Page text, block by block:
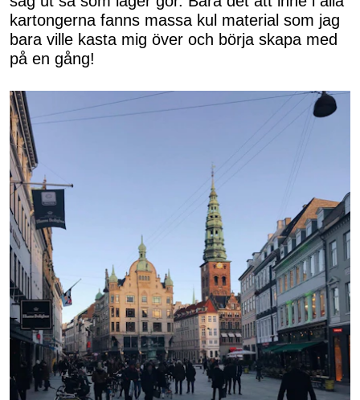
kartongerna fanns massa kul material som jag
bara ville kasta mig över och börja skapa med
på en gång!